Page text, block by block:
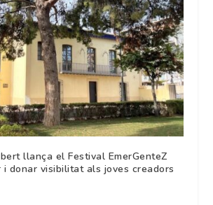
llança el Festival EmerGenteZ
i donar visibilitat als joves creadors